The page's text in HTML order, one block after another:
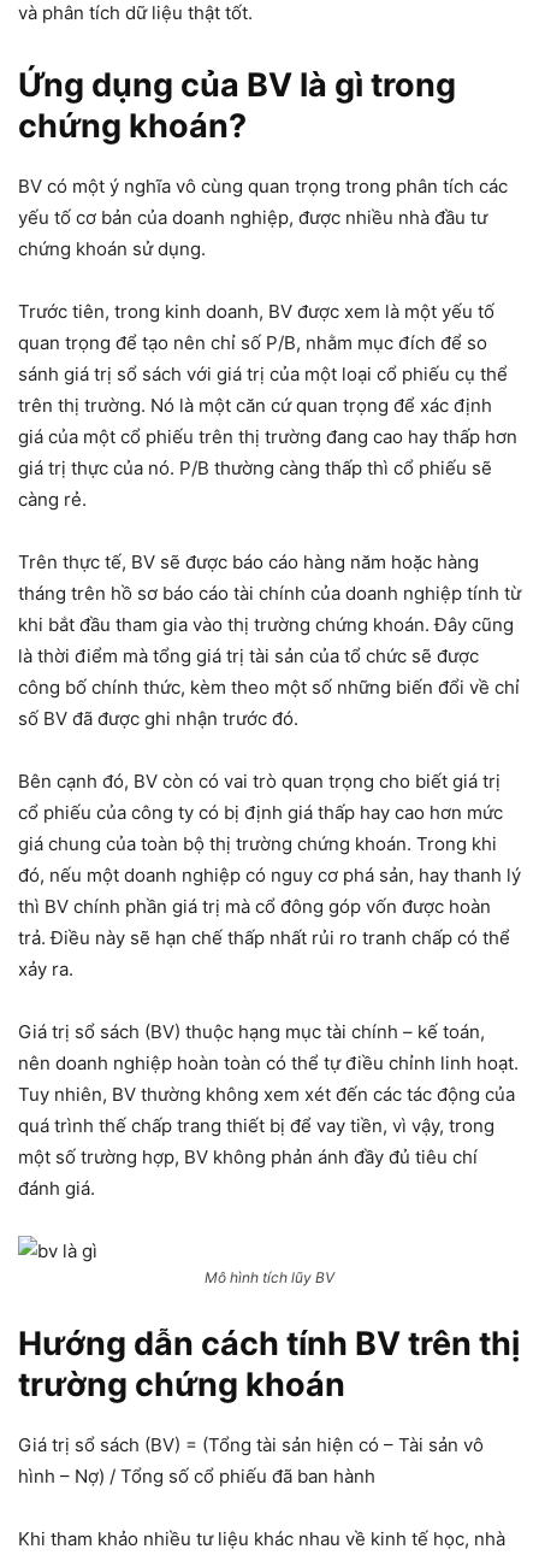
và phân tích dữ liệu thật tốt.
Ứng dụng của BV là gì trong
chứng khoán?
BV có một ý nghĩa vô cùng quan trọng trong phân tích các
yếu tố cơ bản của doanh nghiệp, được nhiều nhà đầu tư
chứng khoán sử dụng.
Trước tiên, trong kinh doanh, BV được xem là một yếu tố
quan trọng để tạo nên chỉ số P/B, nhằm mục đích để so
sánh giá trị sổ sách với giá trị của một loại cổ phiếu cụ thể
trên thị trường. Nó là một căn cứ quan trọng để xác định
giá của một cổ phiếu trên thị trường đang cao hay thấp hơn
giá trị thực của nó. P/B thường càng thấp thì cổ phiếu sẽ
càng rẻ.
Trên thực tế, BV sẽ được báo cáo hàng năm hoặc hàng
tháng trên hồ sơ báo cáo tài chính của doanh nghiệp tính từ
khi bắt đầu tham gia vào thị trường chứng khoán. Đây cũng
là thời điểm mà tổng giá trị tài sản của tổ chức sẽ được
công bố chính thức, kèm theo một số những biến đổi về chỉ
số BV đã được ghi nhận trước đó.
Bên cạnh đó, BV còn có vai trò quan trọng cho biết giá trị
cổ phiếu của công ty có bị định giá thấp hay cao hơn mức
giá chung của toàn bộ thị trường chứng khoán. Trong khi
đó, nếu một doanh nghiệp có nguy cơ phá sản, hay thanh lý
thì BV chính phần giá trị mà cổ đông góp vốn được hoàn
trả. Điều này sẽ hạn chế thấp nhất rủi ro tranh chấp có thể
xảy ra.
Giá trị sổ sách (BV) thuộc hạng mục tài chính – kế toán,
nên doanh nghiệp hoàn toàn có thể tự điều chỉnh linh hoạt.
Tuy nhiên, BV thường không xem xét đến các tác động của
quá trình thế chấp trang thiết bị để vay tiền, vì vậy, trong
một số trường hợp, BV không phản ánh đầy đủ tiêu chí
đánh giá.
Mô hình tích lũy BV
Hướng dẫn cách tính BV trên thị
trường chứng khoán
Giá trị sổ sách (BV) = (Tổng tài sản hiện có – Tài sản vô
hình – Nợ) / Tổng số cổ phiếu đã ban hành
Khi tham khảo nhiều tư liệu khác nhau về kinh tế học, nhà